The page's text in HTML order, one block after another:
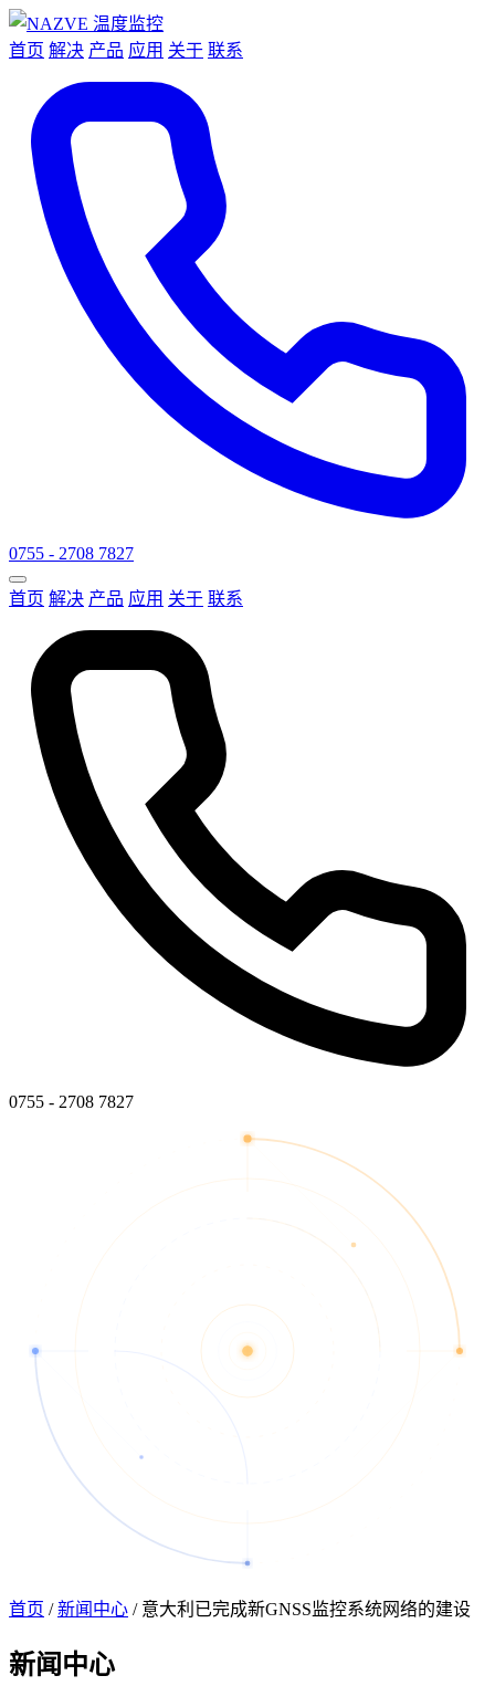
首页 解决 产品 应用 关于 联系
0755 - 2708 7827
首页 解决 产品 应用 关于 联系
0755 - 2708 7827
首页 / 新闻中心 / 意大利已完成新GNSS监控系统网络的建设
新闻 中心